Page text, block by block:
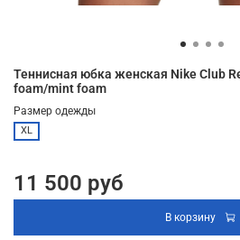
Теннисная юбка женская Nike Club
foam/mint foam
Размер одежды
XL
11 500 руб
В корзину